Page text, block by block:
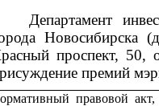
Департамент
Новосибирска
проспект, 50,
премий
правовой акт,